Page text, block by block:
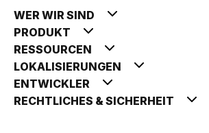
WER WIR SIND
PRODUKT
RESSOURCEN
LOKALISIERUNGEN
ENTWICKLER
RECHTLICHES & SICHERHEIT